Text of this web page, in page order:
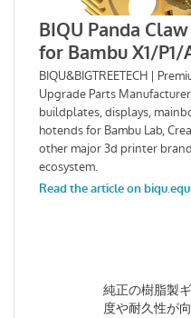
純正の樹脂製
度や耐久性が